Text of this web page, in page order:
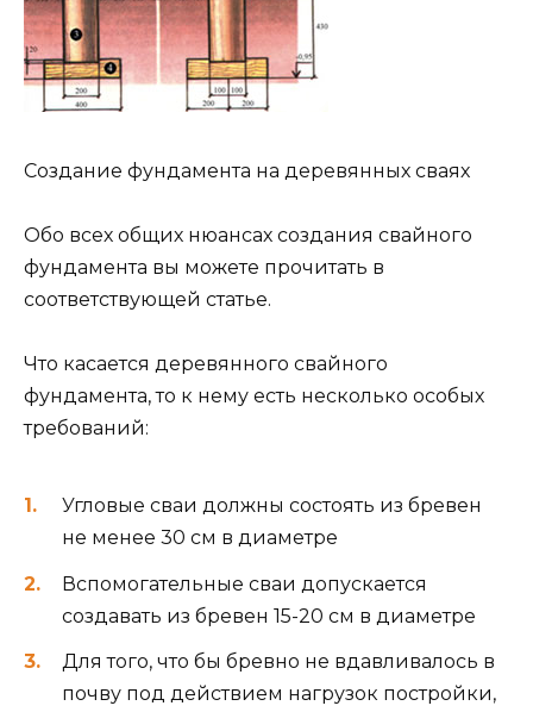
Создание фундамента на деревянных сваях
Обо всех общих нюансах создания свайного
фундамента вы можете прочитать в
соответствующей статье.
Что касается деревянного свайного
фундамента, то к нему есть несколько особых
требований:
Угловые сваи должны состоять из бревен
не менее 30 см в диаметре
Вспомогательные сваи допускается
создавать из бревен 15-20 см в диаметре
Для того, что бы бревно не вдавливалось в
почву под действием нагрузок постройки,